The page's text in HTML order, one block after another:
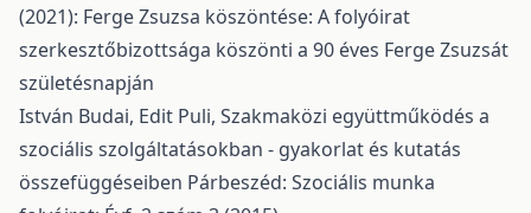
(2021): Ferge Zsuzsa köszöntése: A folyóirat
szerkesztőbizottsága köszönti a 90 éves Ferge Zsuzsát
születésnapján
István Budai, Edit Puli, Szakmaközi együttműködés a
szociális szolgáltatásokban - gyakorlat és kutatás
összefüggéseiben Párbeszéd: Szociális munka